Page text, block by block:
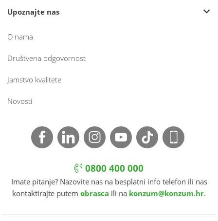
Upoznajte nas
O nama
Društvena odgovornost
Jamstvo kvalitete
Novosti
0800 400 000
Imate pitanje? Nazovite nas na besplatni info telefon ili nas
kontaktirajte putem obrasca ili na konzum@konzum.hr.